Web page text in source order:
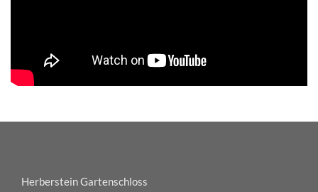
Herberstein Gartenschloss